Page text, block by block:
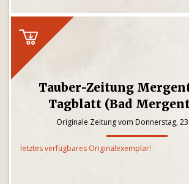
Tauber-Zeitung
Tagblatt (Bad
Originale Zeitung vom Donnerstag,
letztes verfügbares Originalexemplar!